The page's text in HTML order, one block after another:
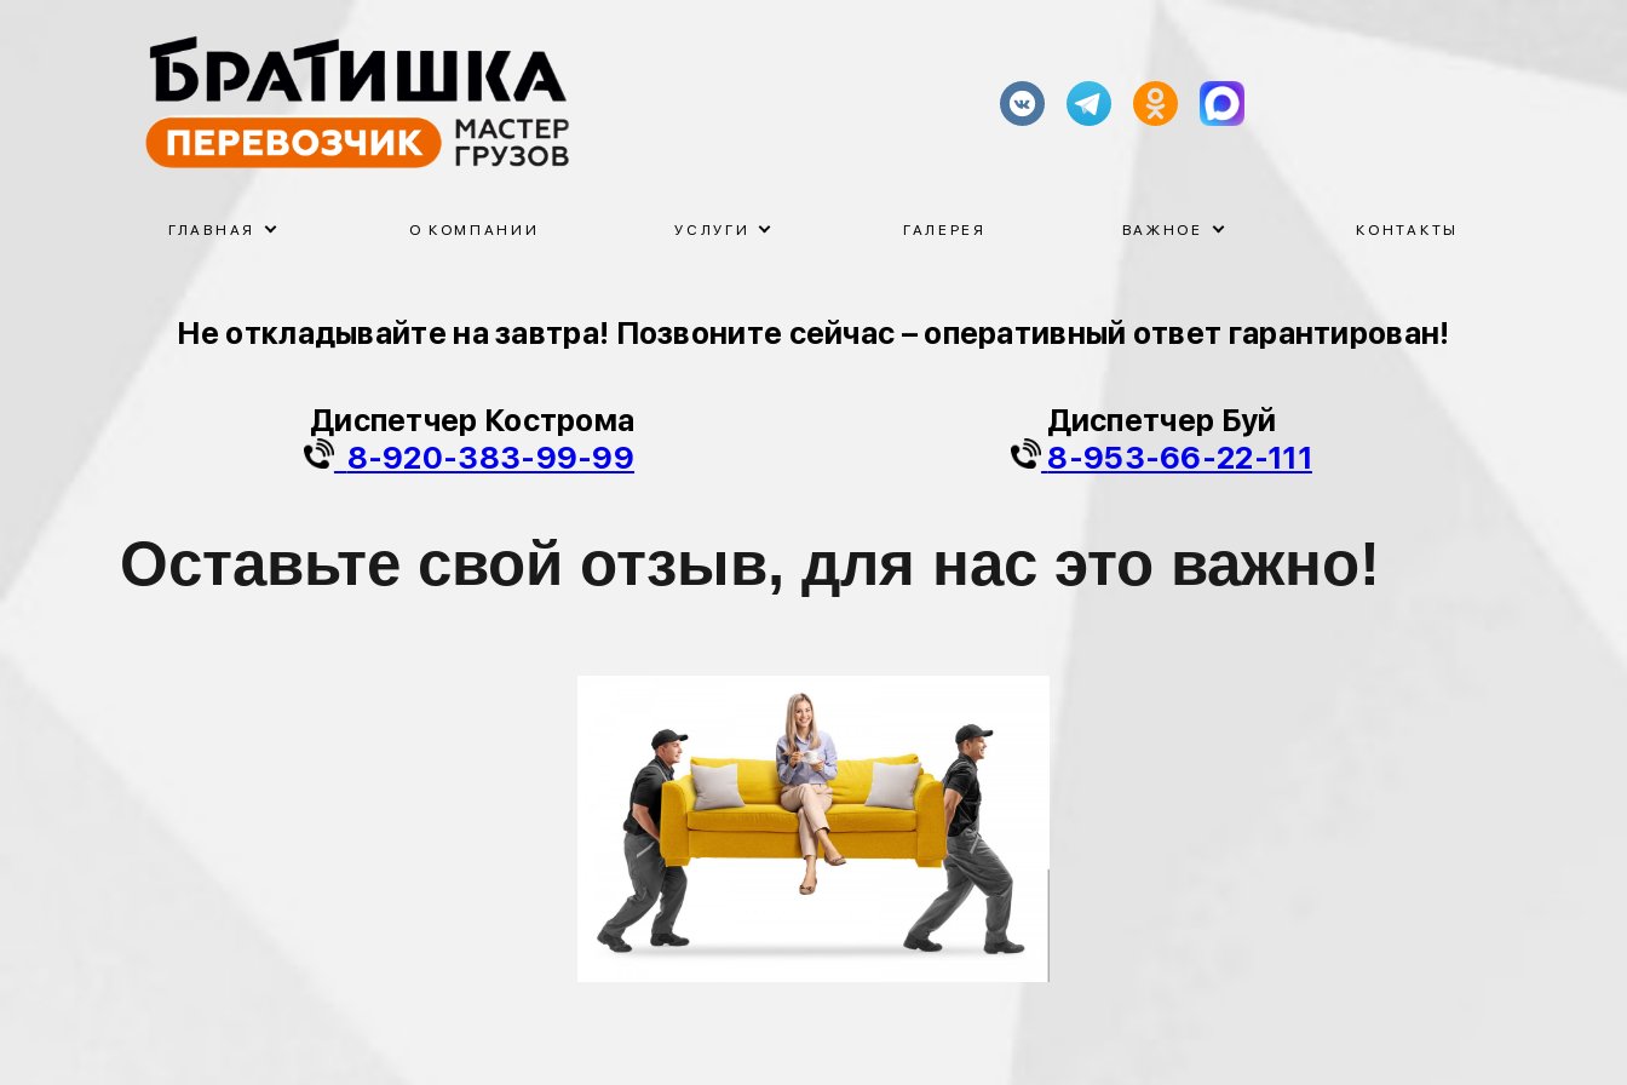
ГЛАВНАЯ О КОМПАНИИ УСЛУГИ ГАЛЕРЕЯ ВАЖНОЕ КОНТАКТЫ
Не откладывайте на завтра! Позвоните сейчас – оперативный ответ гарантирован!
Диспетчер Кострома
8-920-383-99-99
Диспетчер Буй
8-953-66-22-111
Оставьте свой отзыв, для нас это важно!